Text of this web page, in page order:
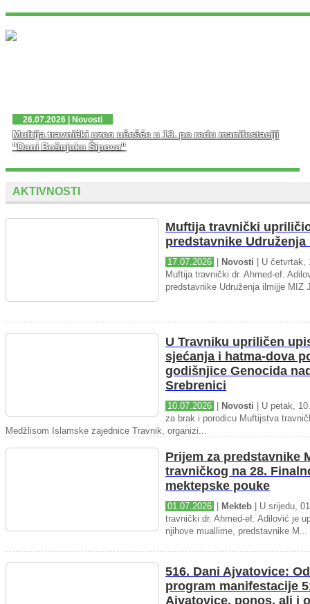
U nedjelju, 02. 08. 2026. god. na platou Ljute Grede i
spomen obilježja Zlatni Ljiljan – general Mehmed Alagić
održana je manifestacija Dani pobjede – Dani ponosa,
26.07.2026 | Novosti
Muftija travnički uzeo učešće u 13. po redu manifestaciji
"Dani Bošnjaka Šipova"
AKTIVNOSTI
Muftija travnički
predstavnike
17.07.2026 Novosti | U četvrtak,
Muftija travnički dr. Ahmed-ef.
predstavnike Udruženja ilmijje MIZ
U Travniku upriličen
sjećanja i hatma-dova
godišnjice Genocida
Srebrenici
10.07.2026 Novosti | U petak,
za brak i porodicu Muftijstva
Medžlisom Islamske zajednice Travnik, organizi...
Prijem za predstavnike
travničkog na 28.
mektepske pouke
01.07.2026 Mekteb | U srijedu,
travnički dr. Ahmed-ef. Adilović je
njihove muallime, predstavnike M...
516. Dani Ajvatovice:
program manifestacije
Ajvatovice, ponos, ali i